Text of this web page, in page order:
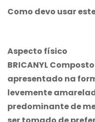
Como devo usar
Aspecto físico
BRICANYL
apresentado na
levemente
predominante de